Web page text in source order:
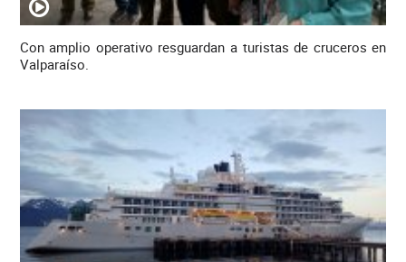
Con amplio operativo resguardan a turistas de cruceros en
Valparaíso.